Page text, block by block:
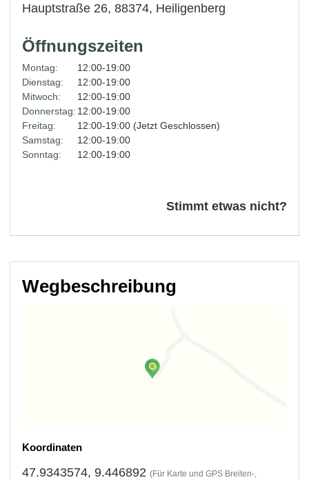
Hauptstraße 26, 88374, Heiligenberg
Öffnungszeiten
Montag:
12:00-19:00
Dienstag:
12:00-19:00
Mitwoch:
12:00-19:00
Donnerstag: 12:00-19:00
Freitag:
12:00-19:00 (Jetzt Geschlossen)
Samstag:
12:00-19:00
Sonntag:
12:00-19:00
Stimmt etwas nicht?
Wegbeschreibung
Koordinaten
47.9343574, 9.446892 (Für Karte und GPS Breiten-,